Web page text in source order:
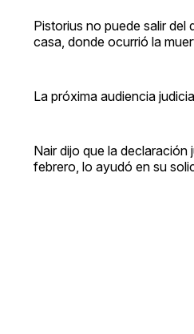
Pistorius no puede salir del
casa, donde ocurrió la
La próxima audiencia
Nair dijo que la
febrero, lo ayudó en su